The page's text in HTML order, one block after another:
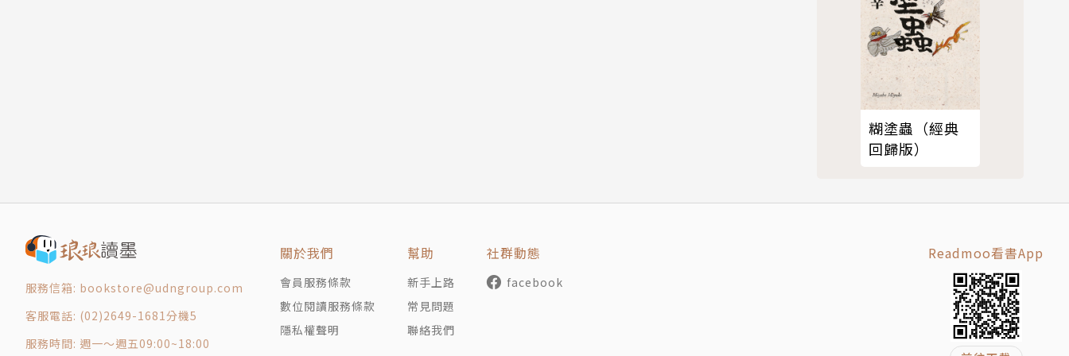
糊塗蟲（經典
回歸版）
服務信箱: bookstore@udngroup.com
客服電話: (02)2649-1681分機5
服務時間: 週一～週五09:00~18:00
關於我們
會員服務條款
數位閱讀服務條款
隱私權聲明
幫助
新手上路
常見問題
聯絡我們
社群動態
facebook
Readmoo看書App